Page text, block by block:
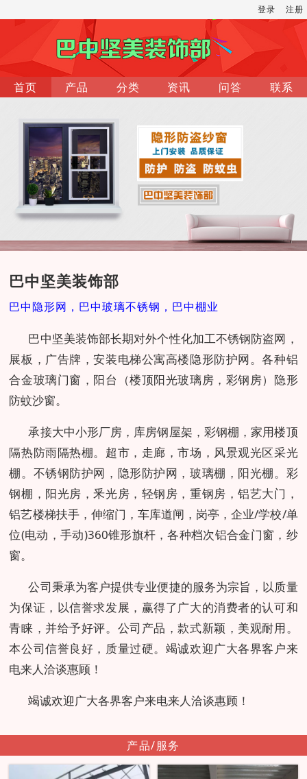
登录 注册
首页 产品 分类 资讯 问答 联系
巴中坚美装饰部
巴中隐形网，巴中玻璃不锈钢，巴中棚业
巴中坚美装饰部长期对外个性化加工不锈钢防盗网，
展板，广告牌，安装电梯公寓高楼隐形防护网。各种铝
合金玻璃门窗，阳台（楼顶阳光玻璃房，彩钢房）隐形
防蚊沙窗。
承接大中小形厂房，库房钢屋架，彩钢棚，家用楼顶
隔热防雨隔热棚。超市，走廊，市场，风景观光区采光
棚。不锈钢防护网，隐形防护网，玻璃棚，阳光棚。彩
钢棚，阳光房，釆光房，轻钢房，重钢房，铝艺大门，
铝艺楼梯扶手，伸缩门，车库道闸，岗亭，企业/学校/单
位(电动，手动)360锥形旗杆，各种档次铝合金门窗，纱
窗。
公司秉承为客户提供专业便捷的服务为宗旨，以质量
为保证，以信誉求发展，赢得了广大的消费者的认可和
青睐，并给予好评。公司产品，款式新颖，美观耐用。
本公司信誉良好，质量过硬。竭诚欢迎广大各界客户来
电来人洽谈惠顾！
竭诚欢迎广大各界客户来电来人洽谈惠顾！
产品/服务